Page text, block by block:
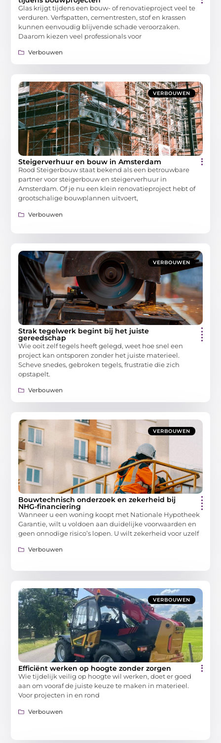
Glas krijgt tijdens een bouw- of renovatieproject veel te
verduren. Verfspatten, cementresten, stof en krassen
kunnen eenvoudig blijvende schade veroorzaken.
Daarom kiezen veel professionals voor
Verbouwen
VERBOUWEN
Steigerverhuur en bouw in Amsterdam
Rood Steigerbouw staat bekend als een betrouwbare
partner voor steigerbouw en steigerverhuur in
Amsterdam. Of je nu een klein renovatieproject hebt of
grootschalige bouwplannen uitvoert,
Verbouwen
VERBOUWEN
Strak tegelwerk begint bij het juiste
gereedschap
Wie ooit zelf tegels heeft gelegd, weet hoe snel een
project kan ontsporen zonder het juiste materieel.
Scheve snedes, gebroken tegels, frustratie die zich
opstapelt.
Verbouwen
VERBOUWEN
Bouwtechnisch onderzoek en zekerheid bij
NHG-financiering
Wanneer u een woning koopt met Nationale Hypotheek
Garantie, wilt u voldoen aan duidelijke voorwaarden en
geen onnodige risico’s lopen. U wilt zekerheid voor uzelf
Verbouwen
VERBOUWEN
Efficiënt werken op hoogte zonder zorgen
Wie tijdelijk veilig op hoogte wil werken, doet er goed
aan om vooraf de juiste keuze te maken in materieel.
Voor projecten in en rond
Verbouwen